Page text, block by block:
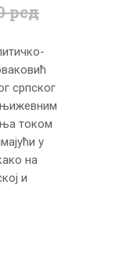
рсд
српског
током
у
на
и